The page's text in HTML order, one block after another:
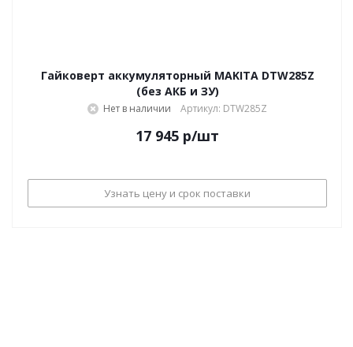
Гайковерт аккумуляторный MAKITA DTW285Z
(без АКБ и ЗУ)
Нет в наличии Артикул: DTW285Z
17 945 р/шт
Узнать цену и срок поставки